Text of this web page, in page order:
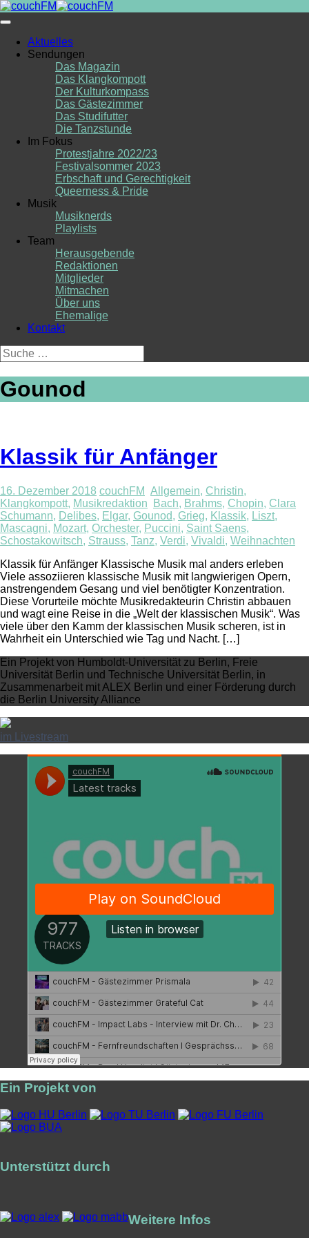
Skip
to
Aktuelles
Sendungen
Das Magazin
Das Klangkompott
Der Kulturkompass
Das Gästezimmer
Das Studifutter
Die Tanzstunde
Im Fokus
Protestjahre 2022/23
Festivalsommer 2023
Erbschaft und Gerechtigkeit
Queerness & Pride
Musik
Musiknerds
Playlists
Team
Herausgebende
Redaktionen
Mitglieder
Mitmachen
Über uns
Ehemalige
Kontakt
Suche
nach:
Gounod
Klassik für Anfänger
16. Dezember 2018 couchFM Allgemein, Christin,
Klangkompott, Musikredaktion Bach, Brahms, Chopin, Clara
Schumann, Delibes, Elgar, Gounod, Grieg, Klassik, Liszt,
Mascagni, Mozart, Orchester, Puccini, Saint Saens,
Schostakowitsch, Strauss, Tanz, Verdi, Vivaldi, Weihnachten
Klassik für Anfänger Klassische Musik mal anders erleben
Viele assoziieren klassische Musik mit langwierigen Opern,
anstrengendem Gesang und viel benötigter Konzentration.
Diese Vorurteile möchte Musikredakteurin Christin abbauen
und wagt eine Reise in die „Welt der klassischen Musik“. Was
viele über den Kamm der klassischen Musik scheren, ist in
Wahrheit ein Unterschied wie Tag und Nacht. […]
Ein Projekt von Humboldt-Universität zu Berlin, Freie
Universität Berlin und Technische Universität Berlin, in
Zusammenarbeit mit ALEX Berlin und einer Förderung durch
die Berlin University Alliance
im Livestream
Ein Projekt von
Unterstützt durch
Weitere Infos